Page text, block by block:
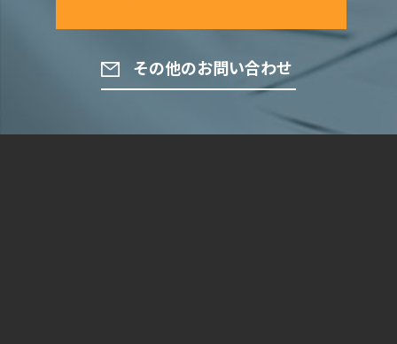
その他のお問い合わせ